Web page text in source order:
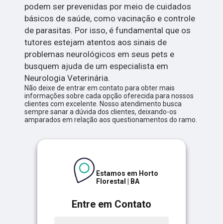
podem ser prevenidas por meio de cuidados
básicos de saúde, como vacinação e controle
de parasitas. Por isso, é fundamental que os
tutores estejam atentos aos sinais de
problemas neurológicos em seus pets e
busquem ajuda de um especialista em
Neurologia Veterinária.
Não deixe de entrar em contato para obter mais
informações sobre cada opção oferecida para nossos
clientes com excelente. Nosso atendimento busca
sempre sanar a dúvida dos clientes, deixando-os
amparados em relação aos questionamentos do ramo.
Entre em Contato
Estamos em Horto
Florestal | BA